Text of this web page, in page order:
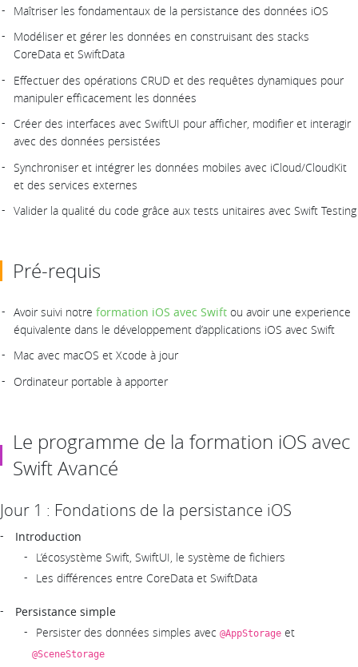
Maîtriser les fondamentaux de la persistance des données iOS
Modéliser et gérer les données en construisant des stacks
CoreData et SwiftData
Effectuer des opérations CRUD et des requêtes dynamiques pour
manipuler efficacement les données
Créer des interfaces avec SwiftUI pour afficher, modifier et interagir
avec des données persistées
Synchroniser et intégrer les données mobiles avec iCloud/CloudKit
et des services externes
Valider la qualité du code grâce aux tests unitaires avec Swift Testing
Pré-requis
Avoir suivi notre formation iOS avec Swift ou avoir une experience
équivalente dans le développement d’applications iOS avec Swift
Mac avec macOS et Xcode à jour
Ordinateur portable à apporter
Le programme de la formation iOS avec
Swift Avancé
Jour 1 : Fondations de la persistance iOS
Introduction
L’écosystème Swift, SwiftUI, le système de fichiers
Les différences entre CoreData et SwiftData
Persistance simple
Persister des données simples avec @AppStorage et
@SceneStorage